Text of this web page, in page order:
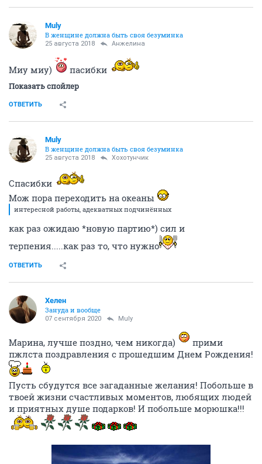
Muly
В женщине должна быть своя безyминка
25 августа 2018 Aнжелина
Миу миу) пасибки
Показать спойлер
ОТВЕТИТЬ
Muly
В женщине должна быть своя безyминка
25 августа 2018 Хохотунчик
Спасибки
Мож пора переходить на океаны
интересной работы, адекватных подчинённых
как раз ожидаю *новую партию*) сил и
терпения.....как раз то, что нужно
ОТВЕТИТЬ
Хелен
Зануда и вообще
07 сентября 2020 Muly
Марина, лучше поздно, чем никогда)
прими
пжлста поздравления с прошедшим Днем Рождения!
Пусть сбудутся все загаданные желания! Побольше в
твоей жизни счастливых моментов, любящих людей
и приятных душе подарков! И побольше морюшка!!!